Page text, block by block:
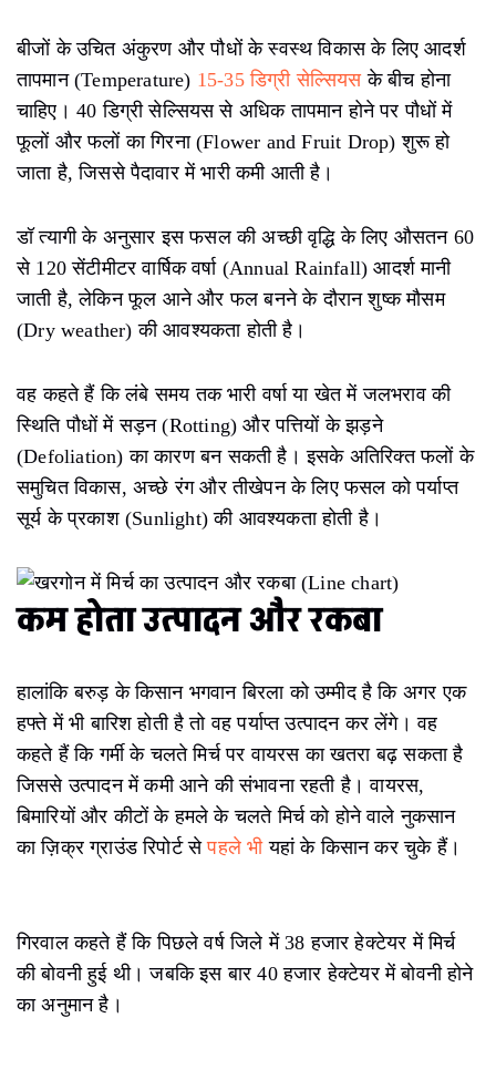
बीजों के उचित अंकुरण और पौधों के स्वस्थ विकास के लिए आदर्श
तापमान (Temperature) 15-35 डिग्री सेल्सियसके बीच होना
चाहिए। 40 डिग्री सेल्सियस से अधिक तापमान होने पर पौधों में
फूलों और फलों का गिरना (Flower and Fruit Drop) शुरू हो
जाता है, जिससे पैदावार में भारी कमी आती है।
डॉ त्यागी के अनुसार इस फसल की अच्छी वृद्धि के लिए औसतन 60
से 120 सेंटीमीटर वार्षिक वर्षा (Annual Rainfall) आदर्श मानी
जाती है, लेकिन फूल आने और फल बनने के दौरान शुष्क मौसम
(Dry weather) की आवश्यकता होती है।
वह कहते हैं कि लंबे समय तक भारी वर्षा या खेत में जलभराव की
स्थिति पौधों में सड़न (Rotting) और पत्तियों के झड़ने
(Defoliation) का कारण बन सकती है। इसके अतिरिक्त फलों के
समुचित विकास, अच्छे रंग और तीखेपन के लिए फसल को पर्याप्त
सूर्य के प्रकाश (Sunlight) की आवश्यकता होती है।
कम होता उत्पादन और रकबा
हालांकि बरुड़ के किसान भगवान बिरला को उम्मीद है कि अगर एक
हफ्ते में भी बारिश होती है तो वह पर्याप्त उत्पादन कर लेंगे। वह
कहते हैं कि गर्मी के चलते मिर्च पर वायरस का खतरा बढ़ सकता है
जिससे उत्पादन में कमी आने की संभावना रहती है। वायरस,
बिमारियों और कीटों के हमले के चलते मिर्च को होने वाले नुकसान
का ज़िक्र ग्राउंड रिपोर्ट सेपहले भीयहां के किसान कर चुके हैं।
गिरवाल कहते हैं कि पिछले वर्ष जिले में 38 हजार हेक्टेयर में मिर्च
की बोवनी हुई थी। जबकि इस बार 40 हजार हेक्टेयर में बोवनी होने
का अनुमान है।